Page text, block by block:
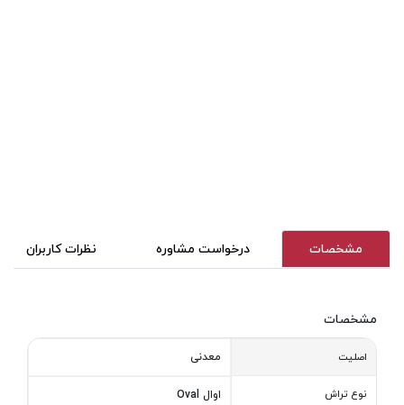
مشخصات درخواست مشاوره نظرات کاربران
مشخصات
اصلیت معدنی
نوع تراش اوال Oval